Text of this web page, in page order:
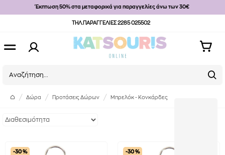
Έκπτωση 50% στα μεταφορικά για παραγγελίες άνω των 30€
ΤΗΛ.ΠΑΡΑΓΓΕΛΙΕΣ 2285 025502
Δώρα Προτάσεις Δώρων Μπρελόκ - Κονκάρδες
-30 % -30 %